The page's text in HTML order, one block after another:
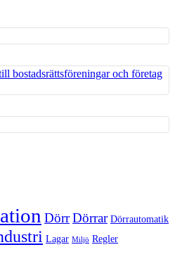
DörrDörrar Dörrautomatik
Lagar Miljö Regler